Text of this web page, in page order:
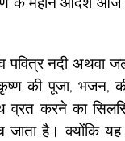
व पवित्र नदी अथवा
की पूजा, भजन,
करने का
जाता है। क्योंकि